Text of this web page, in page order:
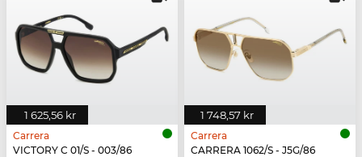
1 625,56 kr
Carrera
VICTORY C 01/S - 003/86
1 748,57 kr
Carrera
CARRERA 1062/S - J5G/86